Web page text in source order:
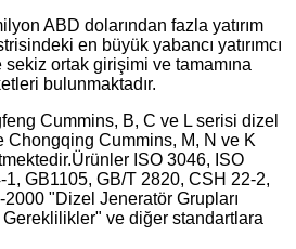
ABD dolarından fazla yatırım
en büyük yabancı yatırımcı
ortak girişimi ve tamamına
bulunmaktadır.
Cummins, B, C ve L serisi dizel
Chongqing Cummins, M, N ve K
ISO 3046, ISO
GB1105, GB/T 2820, CSH 22-2,
"Dizel Jeneratör Grupları
ve diğer standartlara